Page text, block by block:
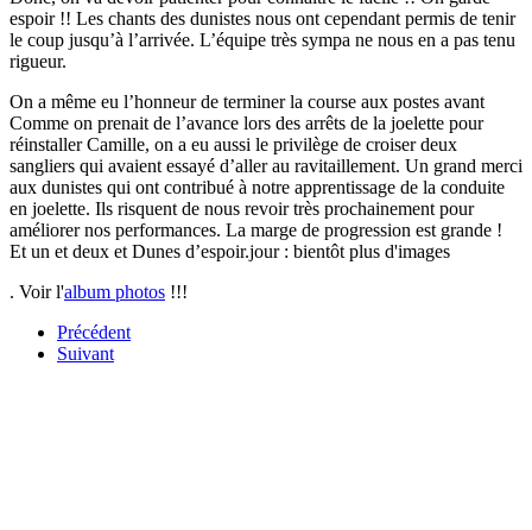
espoir !! Les chants des dunistes nous ont cependant permis de tenir
le coup jusqu’à l’arrivée. L’équipe très sympa ne nous en a pas tenu
rigueur.
On a même eu l’honneur de terminer la course aux postes avant
Comme on prenait de l’avance lors des arrêts de la joelette pour
réinstaller Camille, on a eu aussi le privilège de croiser deux
sangliers qui avaient essayé d’aller au ravitaillement. Un grand merci
aux dunistes qui ont contribué à notre apprentissage de la conduite
en joelette. Ils risquent de nous revoir très prochainement pour
améliorer nos performances. La marge de progression est grande !
Et un et deux et Dunes d’espoir.jour : bientôt plus d'images
. Voir l'album photos !!!
Précédent
Suivant